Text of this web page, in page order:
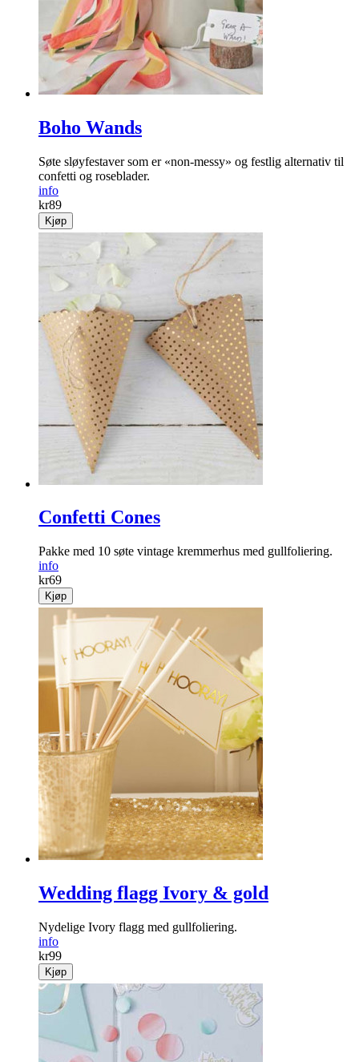
Boho Wands
Søte sløyfestaver som er «non-messy» og festlig alternativ til
confetti og roseblader.
info
kr89
Kjøp
Confetti Cones
Pakke med 10 søte vintage kremmerhus med gullfoliering.
info
kr69
Kjøp
Wedding flagg Ivory & gold
Nydelige Ivory flagg med gullfoliering.
info
kr99
Kjøp